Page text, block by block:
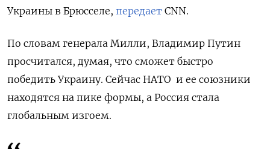
Украины в Брюсселе, передает CNN.
По словам генерала Милли, Владимир Путин
просчитался, думая, что сможет быстро
победить Украину. Сейчас НАТО и ее союзники
находятся на пике формы, а Россия стала
глобальным изгоем.